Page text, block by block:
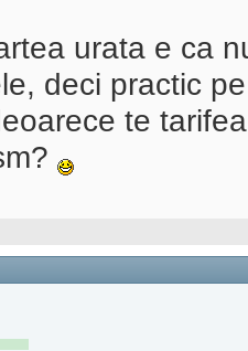
urata e ca
deci practic
te